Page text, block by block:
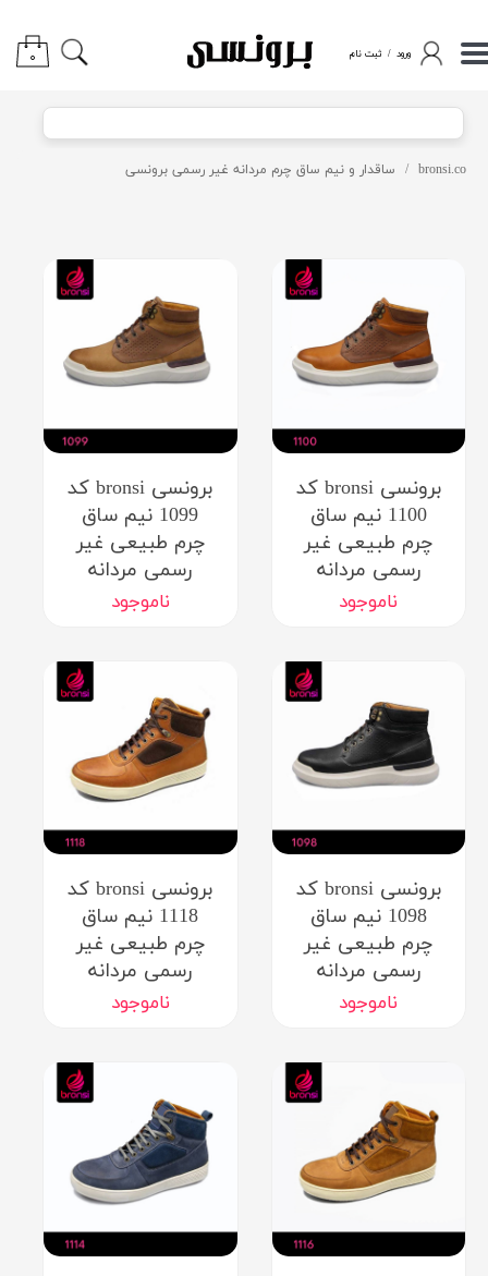
ورود / ثبت نام
حساب کاربری من
تغییر گذر واژه
۰
bronsi.co ساقدار و نیم ساق چرم مردانه غیر رسمی برونسی
برونسی bronsi کد
1100 نیم ساق
چرم طبیعی غیر
رسمی مردانه
ناموجود
برونسی bronsi کد
1099 نیم ساق
چرم طبیعی غیر
رسمی مردانه
ناموجود
برونسی bronsi کد
1098 نیم ساق
چرم طبیعی غیر
رسمی مردانه
ناموجود
برونسی bronsi کد
1118 نیم ساق
چرم طبیعی غیر
رسمی مردانه
ناموجود